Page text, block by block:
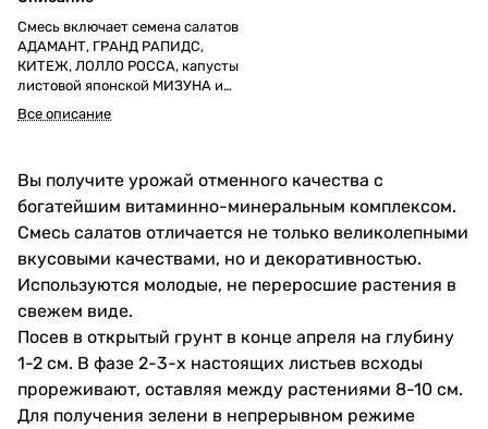
Смесь включает семена салатов
АДАМАНТ, ГРАНД РАПИДС,
КИТЕЖ, ЛОЛЛО РОССА, капусты
листовой японской МИЗУНА и
индау (рукколы) ДИКОВИНА.
Все описание
Вы получите урожай отменного качества с
богатейшим витаминно-минеральным комплексом.
Смесь салатов отличается не только великолепными
вкусовыми качествами, но и декоративностью.
Используются молодые, не переросшие растения в
свежем виде.
Посев в открытый грунт в конце апреля на глубину
1-2 см. В фазе 2-3-х настоящих листьев всходы
прореживают, оставляя между растениями 8-10 см.
Для получения зелени в непрерывном режиме